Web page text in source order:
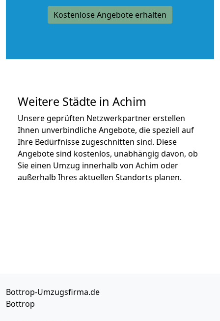
Kostenlose Angebote erhalten
Weitere Städte in Achim
Unsere geprüften Netzwerkpartner erstellen
Ihnen unverbindliche Angebote, die speziell auf
Ihre Bedürfnisse zugeschnitten sind. Diese
Angebote sind kostenlos, unabhängig davon, ob
Sie einen Umzug innerhalb von Achim oder
außerhalb Ihres aktuellen Standorts planen.
Bottrop-Umzugsfirma.de
Bottrop